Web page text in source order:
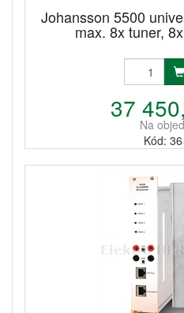
Johansson 5500
max. 8x tuner,
37
Na
Kód: